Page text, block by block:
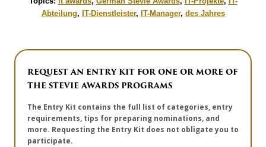
Abteilung, IT-Dienstleister, IT-Manager, des Jahres
REQUEST AN ENTRY KIT FOR ONE OR MORE OF
THE STEVIE AWARDS PROGRAMS
The Entry Kit contains the full list of categories, entry
requirements, tips for preparing nominations, and
more. Requesting the Entry Kit does not obligate you to
participate.